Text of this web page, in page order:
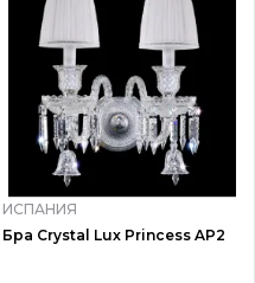
ИСПАНИЯ
Бра Crystal Lux Princess AP2